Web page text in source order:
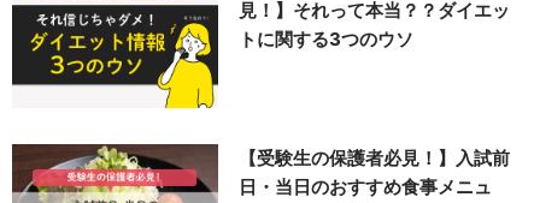
見！】それって本当？？ダイエッ
トに関する3つのウソ
【受験生の保護者必見！】入試前
日・当日のおすすめ食事メニュ